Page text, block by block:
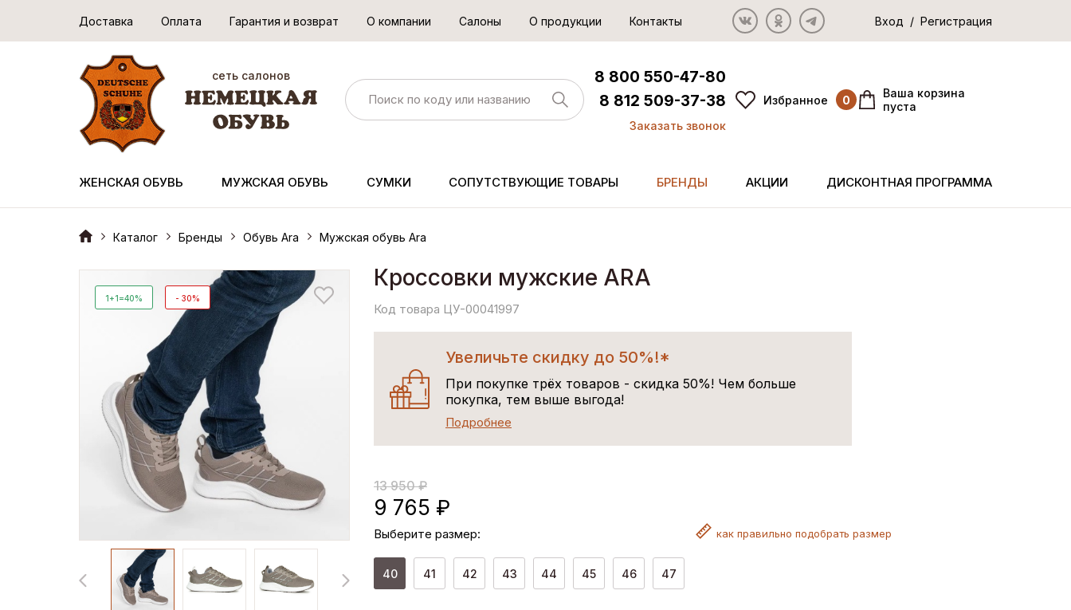
Доставка Оплата Гарантия и возврат О компании Салоны О продукции Контакты Вход / Регистрация
сеть салонов
8 800 550-47-80
8 812 509-37-38
Заказать звонок
Избранное 0
Ваша корзина
пуста
ЖЕНСКАЯ ОБУВЬ МУЖСКАЯ ОБУВЬ СУМКИ СОПУТСТВУЮЩИЕ ТОВАРЫ БРЕНДЫ АКЦИИ ДИСКОНТНАЯ ПРОГРАММА
Каталог Бренды Обувь Ara Мужская обувь Ara
1+1=40% - 30%
Кроссовки мужские ARA
Код товара ЦУ-00041997
Увеличьте скидку до 50%!*
При покупке трёх товаров - скидка 50%! Чем больше
покупка, тем выше выгода!
Подробнее
13 950 ₽
9 765 ₽
Выберите размер: как правильно подобрать размер
40 41 42 43 44 45 46 47